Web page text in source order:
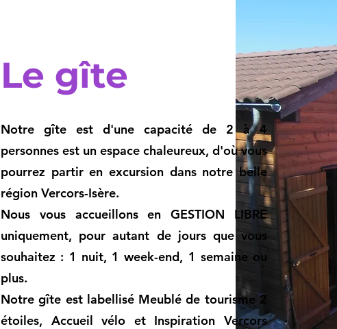
Le gîte
Notre gîte est d'une capacité de 2 à 4
personnes est un espace chaleureux, d'où vous
pourrez partir en excursion dans notre belle
région Vercors-Isère.
Nous vous accueillons en GESTION LIBRE
uniquement, pour autant de jours que vous
souhaitez : 1 nuit, 1 week-end, 1 semaine ou
plus.
Notre gîte est labellisé Meublé de tourisme 2
étoiles, Accueil vélo et Inspiration Vercors